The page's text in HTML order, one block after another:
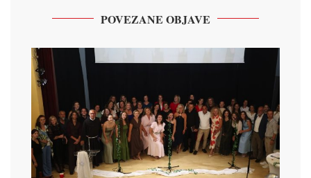
POVEZANE OBJAVE